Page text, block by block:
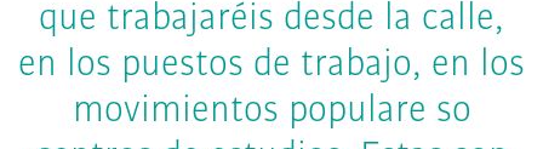
que trabajaréis desde la calle,
en los puestos de trabajo, en los
movimientos populare so